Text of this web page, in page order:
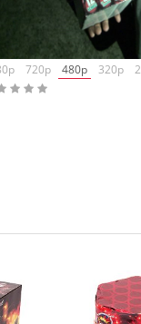
720p 480p 320p